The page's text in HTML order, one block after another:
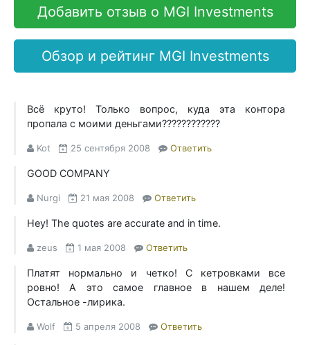
Добавить отзыв о MGI Investments
Обзор и рейтинг MGI Investments
Всё круто! Только вопрос, куда эта контора
пропала с моими деньгами????????????
Kot 25 сентября 2008 Ответить
GOOD COMPANY
Nurgi 21 мая 2008 Ответить
Hey! The quotes are accurate and in time.
zeus 1 мая 2008 Ответить
Платят нормально и четко! С кетровками все
ровно! А это самое главное в нашем деле!
Остальное -лирика.
Wolf 5 апреля 2008 Ответить